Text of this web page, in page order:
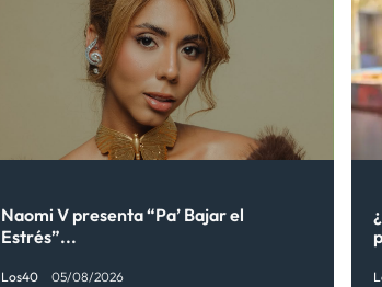
Naomi V presenta “Pa’ Bajar el
Estrés”...
Los40 05/08/2026